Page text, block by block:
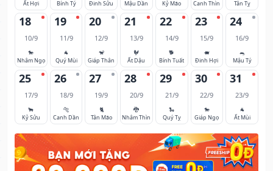
Ất Hợi
Bính Tý
Đinh Sửu
Mậu Dần
Kỷ Mão
Canh Thìn
Tân Tỵ
18
10/9
🐎
Nhâm Ngọ
19
11/9
🐐
Quý Mùi
20
12/9
🐒
Giáp Thân
21
13/9
🐓
Ất Dậu
22
14/9
🐕
Bính Tuất
23
15/9
🐖
Đinh Hợi
24
16/9
🐀
Mậu Tý
25
17/9
🐂
Kỷ Sửu
26
18/9
🐅
Canh Dần
27
19/9
🐈
Tân Mão
28
20/9
🐉
Nhâm Thìn
29
21/9
🐍
Quý Tỵ
30
22/9
🐎
Giáp Ngọ
31
23/9
🐐
Ất Mùi